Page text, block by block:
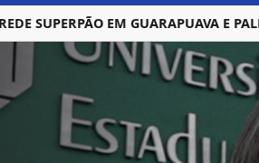
EM GUARAPUAVA E PALMAS